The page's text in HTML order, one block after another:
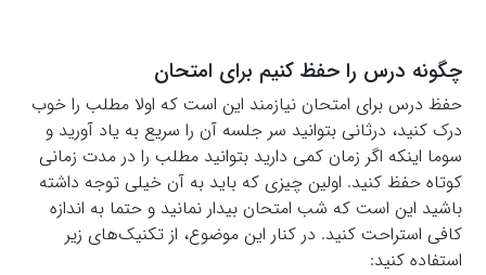
چگونه درس را حفظ کنیم برای امتحان
حفظ درس برای امتحان نیازمند این است که اولا مطلب را خوب
درک کنید، درثانی بتوانید سر جلسه آن را سریع به یاد آورید و
سوما اینکه اگر زمان کمی دارید بتوانید مطلب را در مدت زمانی
کوتاه حفظ کنید. اولین چیزی که باید به آن خیلی توجه داشته
باشید این است که شب امتحان بیدار نمانید و حتما به اندازه
کافی استراحت کنید. در کنار این موضوع، از تکنیک‌های زیر
استفاده کنید: